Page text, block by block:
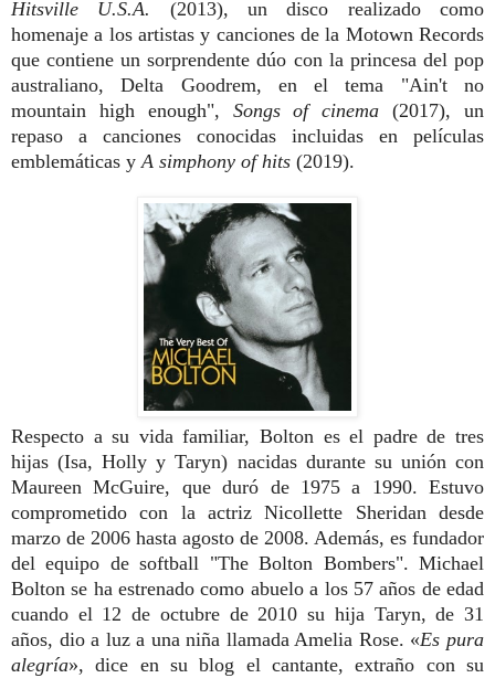
Hitsville U.S.A. (2013), un disco realizado como
homenaje a los artistas y canciones de la Motown Records
que contiene un sorprendente dúo con la princesa del pop
australiano, Delta Goodrem, en el tema "Ain't no
mountain high enough", Songs of cinema (2017), un
repaso a canciones conocidas incluidas en películas
emblemáticas yA simphony of hits (2019).
Respecto a su vida familiar, Bolton es el padre de tres
hijas (Isa, Holly y Taryn) nacidas durante su unión con
Maureen McGuire, que duró de 1975 a 1990. Estuvo
comprometido con la actriz Nicollette Sheridan desde
marzo de 2006 hasta agosto de 2008. Además, es fundador
del equipo de softball "The Bolton Bombers". Michael
Bolton se ha estrenado como abuelo a los 57 años de edad
cuando el 12 de octubre de 2010 su hija Taryn, de 31
años, dio a luz a una niña llamada Amelia Rose. «Es pura
alegría», dice en su blog el cantante, extraño con su